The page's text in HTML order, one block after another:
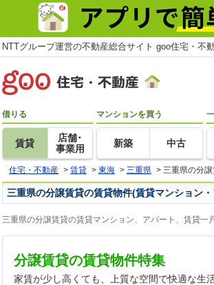
NTTグループ運営の不動産総合サイト goo住宅・不
借りる
賃貸
店舗･
事業用
マンションを買う
新築 中古
住宅・不動産 > 賃貸 > 東海 > 三重県 > 三重県の分
三重県の分譲賃貸の賃貸物件(賃貸マンション
三重県の分譲賃貸の賃貸マンション、アパート、賃貸一
分譲賃貸の賃貸物件特集
家賃が少し高くても、上質な空間で快適な生